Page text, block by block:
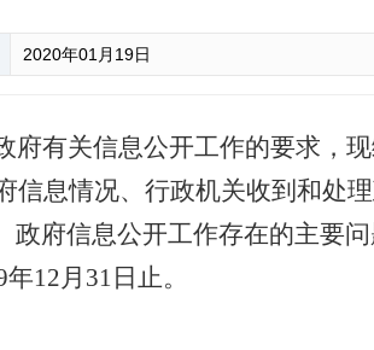
2020年01月19日
府有关信息公开工作的要求，
信息情况、行政机关收到和处
府信息公开工作存在的主要
12月31日止。